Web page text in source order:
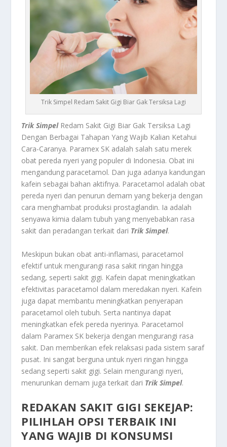
Trik Simpel Redam Sakit Gigi Biar Gak Tersiksa Lagi
Trik SimpelRedam Sakit Gigi Biar Gak Tersiksa Lagi
Dengan Berbagai Tahapan Yang Wajib Kalian Ketahui
Cara-Caranya. Paramex SK adalah salah satu merek
obat pereda nyeri yang populer di Indonesia. Obat ini
mengandung paracetamol. Dan juga adanya kandungan
kafein sebagai bahan aktifnya. Paracetamol adalah obat
pereda nyeri dan penurun demam yang bekerja dengan
cara menghambat produksi prostaglandin. Ia adalah
senyawa kimia dalam tubuh yang menyebabkan rasa
sakit dan peradangan terkait dari Trik Simpel.
Meskipun bukan obat anti-inflamasi, paracetamol
efektif untuk mengurangi rasa sakit ringan hingga
sedang, seperti sakit gigi. Kafein dapat meningkatkan
efektivitas paracetamol dalam meredakan nyeri. Kafein
juga dapat membantu meningkatkan penyerapan
paracetamol oleh tubuh. Serta nantinya dapat
meningkatkan efek pereda nyerinya. Paracetamol
dalam Paramex SK bekerja dengan mengurangi rasa
sakit. Dan memberikan efek relaksasi pada sistem saraf
pusat. Ini sangat berguna untuk nyeri ringan hingga
sedang seperti sakit gigi. Selain mengurangi nyeri,
menurunkan demam juga terkait dari Trik Simpel.
REDAKAN SAKIT GIGI SEKEJAP:
PILIHLAH OPSI TERBAIK INI
YANG WAJIB DI KONSUMSI